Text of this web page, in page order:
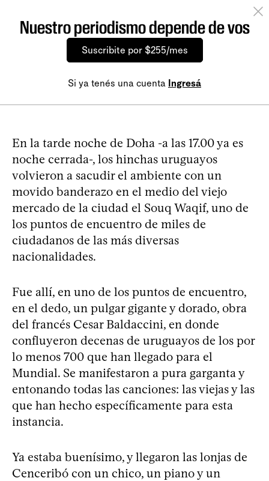
Nuestro periodismo depende de vos
Suscribite por $255/mes
Si ya tenés una cuenta Ingresá
En la tarde noche de Doha -a las 17.00 ya es
noche cerrada-, los hinchas uruguayos
volvieron a sacudir el ambiente con un
movido banderazo en el medio del viejo
mercado de la ciudad el Souq Waqif, uno de
los puntos de encuentro de miles de
ciudadanos de las más diversas
nacionalidades.
Fue allí, en uno de los puntos de encuentro,
en el dedo, un pulgar gigante y dorado, obra
del francés Cesar Baldaccini, en donde
confluyeron decenas de uruguayos de los por
lo menos 700 que han llegado para el
Mundial. Se manifestaron a pura garganta y
entonando todas las canciones: las viejas y las
que han hecho específicamente para esta
instancia.
Ya estaba buenísimo, y llegaron las lonjas de
Cenceribó con un chico, un piano y un